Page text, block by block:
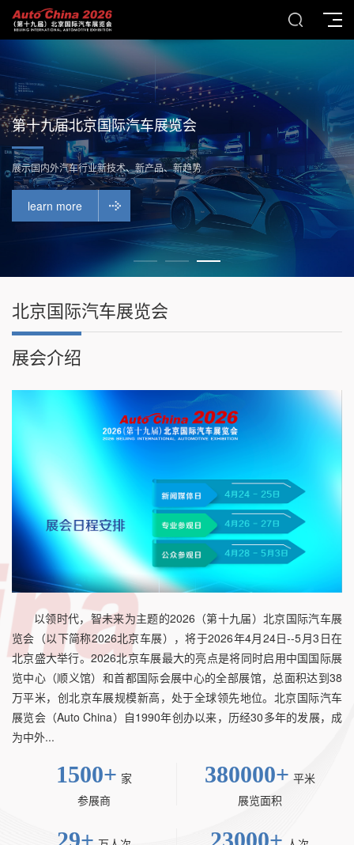
第十九届北京国际汽车展览会
展示国内外汽车行业新技术、新产品、新趋势
learn more
北京国际汽车展览会
展会介绍
以领时代，智未来为主题的2026（第十九届）北京国际汽车展
览会（以下简称2026北京车展），将于2026年4月24日--5月3日在
北京盛大举行。2026北京车展最大的亮点是将同时启用中国国际展
览中心（顺义馆）和首都国际会展中心的全部展馆，总面积达到38
万平米，创北京车展规模新高，处于全球领先地位。北京国际汽车
展览会（Auto China）自1990年创办以来，历经30多年的发展，成
为中外...
1500+ 家
参展商
380000+ 平米
展览面积